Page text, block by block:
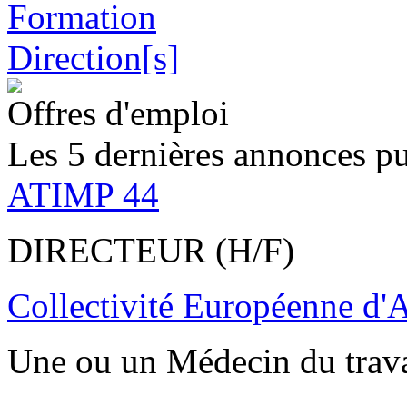
Offres d'emploi
Les 5 dernières annonces
ATIMP 44
DIRECTEUR (H/F)
Collectivité Européenne
Une ou un Médecin du